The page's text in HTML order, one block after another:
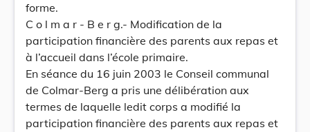
forme.
C o l m a r - B e r g.- Modification de la
participation financière des parents aux repas et
à l’accueil dans l’école primaire.
En séance du 16 juin 2003 le Conseil communal
de Colmar-Berg a pris une délibération aux
termes de laquelle ledit corps a modifié la
participation financière des parents aux repas et